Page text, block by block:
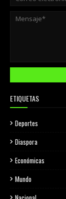
ETIQUETAS
Deportes
Diaspora
Económicas
Mundo